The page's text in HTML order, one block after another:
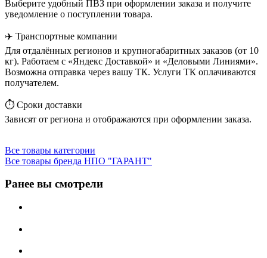
Выберите удобный ПВЗ при оформлении заказа и получите
уведомление о поступлении товара.
✈️ Транспортные компании
Для отдалённых регионов и крупногабаритных заказов (от 10
кг). Работаем с «Яндекс Доставкой» и «Деловыми Линиями».
Возможна отправка через вашу ТК. Услуги ТК оплачиваются
получателем.
⏱️ Сроки доставки
Зависят от региона и отображаются при оформлении заказа.
Все товары категории
Все товары бренда НПО "ГАРАНТ"
Ранее вы смотрели